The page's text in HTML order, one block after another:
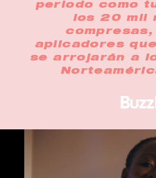
periodo como
los 20 mil
aplicadores
se arrojarán a